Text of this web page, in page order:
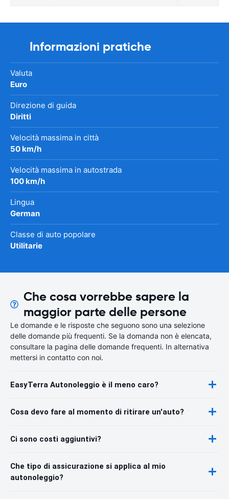
Informazioni pratiche
Valuta
Euro
Direzione di guida
Diritti
Velocità massima in città
50 km/h
Velocità massima in autostrada
100 km/h
Lingua
German
Classe di auto popolare
Utilitarie
Che cosa vorrebbe sapere la
maggior parte delle persone
Le domande e le risposte che seguono sono una selezione
delle domande più frequenti. Se la domanda non è elencata,
consultare la pagina delle domande frequenti. In alternativa
mettersi in contatto con noi.
EasyTerra Autonoleggio è il meno caro?
Cosa devo fare al momento di ritirare un'auto?
Ci sono costi aggiuntivi?
Che tipo di assicurazione si applica al mio
autonoleggio?